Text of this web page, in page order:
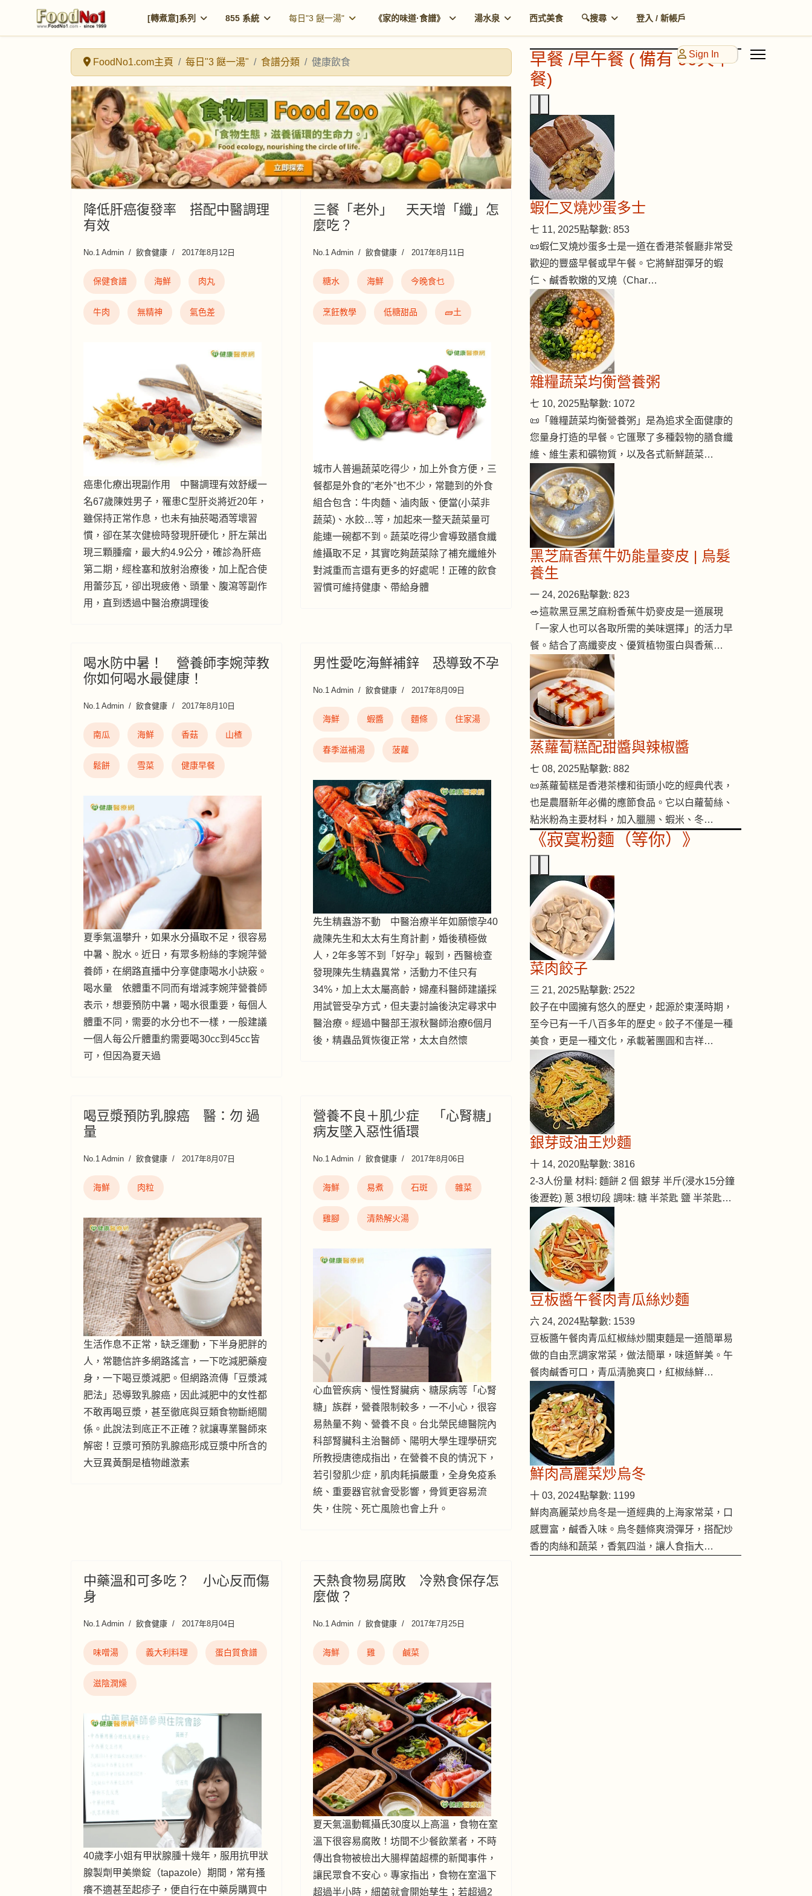
[轉煮意]系列 855 系統 每日"3 餸一湯" 《家的味道·食譜》 湯水泉 西式美食 🔍搜尋 登入 / 新帳戶
Sign In
FoodNo1.com主頁 每日"3 餸一湯" 食譜分類 健康飲食
降低肝癌復發率 搭配中醫調理
有效
No.1 Admin 飲食健康 2017年8月12日
保健食譜 海鮮 肉丸
牛肉 無精神 氣色差
癌患化療出現副作用 中醫調理有效舒緩一
名67歲陳姓男子，罹患C型肝炎將近20年，
雖保持正常作息，也未有抽菸喝酒等壞習
慣，卻在某次健檢時發現肝硬化，肝左葉出
現三顆腫瘤，最大約4.9公分，確診為肝癌
第二期，經栓塞和放射治療後，加上配合使
用蕾莎瓦，卻出現疲倦、頭暈、腹瀉等副作
用，直到透過中醫治療調理後
三餐「老外」 天天增「纖」怎
麼吃？
No.1 Admin 飲食健康 2017年8月11日
糖水 海鮮 今晚食乜
烹飪教學 低糖甜品 🧱土
城市人普遍蔬菜吃得少，加上外食方便，三
餐都是外食的”老外”也不少，常聽到的外食
組合包含：牛肉麵、滷肉飯、便當(小菜非
蔬菜)、水餃…等，加起來一整天蔬菜量可
能連一碗都不到。蔬菜吃得少會導致膳食纖
維攝取不足，其實吃夠蔬菜除了補充纖維外
對減重而言還有更多的好處呢！正確的飲食
習慣可維持健康、帶給身體
喝水防中暑！ 營養師李婉萍教
你如何喝水最健康！
No.1 Admin 飲食健康 2017年8月10日
南瓜 海鮮 香菇 山楂
鬆餅 雪菜 健康早餐
夏季氣溫攀升，如果水分攝取不足，很容易
中暑、脫水。近日，有眾多粉絲的李婉萍營
養師，在網路直播中分享健康喝水小訣竅。
喝水量 依體重不同而有增減李婉萍營養師
表示，想要預防中暑，喝水很重要，每個人
體重不同，需要的水分也不一樣，一般建議
一個人每公斤體重約需要喝30cc到45cc皆
可，但因為夏天過
男性愛吃海鮮補鋅 恐導致不孕
No.1 Admin 飲食健康 2017年8月09日
海鮮 蝦醬 麵條 住家湯
春季滋補湯 菠蘿
先生精蟲游不動 中醫治療半年如願懷孕40
歲陳先生和太太有生育計劃，婚後積極做
人，2年多等不到「好孕」報到，西醫檢查
發現陳先生精蟲異常，活動力不佳只有
34%，加上太太屬高齡，婦產科醫師建議採
用試管受孕方式，但夫妻討論後決定尋求中
醫治療。經過中醫部王淑秋醫師治療6個月
後，精蟲品質恢復正常，太太自然懷
喝豆漿預防乳腺癌 醫：勿 過
量
No.1 Admin 飲食健康 2017年8月07日
海鮮 肉粒
生活作息不正常，缺乏運動，下半身肥胖的
人，常聽信許多網路謠言，一下吃減肥藥瘦
身，一下喝豆漿減肥。但網路流傳「豆漿減
肥法」恐導致乳腺癌，因此減肥中的女性都
不敢再喝豆漿，甚至徹底與豆類食物斷絕關
係。此說法到底正不正確？就讓專業醫師來
解密！豆漿可預防乳腺癌形成豆漿中所含的
大豆異黃酮是植物雌激素
營養不良＋肌少症 「心腎糖」
病友墜入惡性循環
No.1 Admin 飲食健康 2017年8月06日
海鮮 易煮 石斑 雜菜
雞腳 清熱解火湯
心血管疾病、慢性腎臟病、糖尿病等「心腎
糖」族群，營養限制較多，一不小心，很容
易熱量不夠、營養不良。台北榮民總醫院內
科部腎臟科主治醫師、陽明大學生理學研究
所教授唐德成指出，在營養不良的情況下，
若引發肌少症，肌肉耗損嚴重，全身免疫系
統、重要器官就會受影響，骨質更容易流
失，住院、死亡風險也會上升。
中藥溫和可多吃？ 小心反而傷
身
No.1 Admin 飲食健康 2017年8月04日
味噌湯 義大利料理 蛋白質食譜
滋陰潤燥
40歲李小姐有甲狀腺腫十幾年，服用抗甲狀
腺製劑甲美樂錠（tapazole）期間，常有搔
癢不適甚至起疹子，便自行在中藥房購買中
天熱食物易腐敗 冷熟食保存怎
麼做？
No.1 Admin 飲食健康 2017年7月25日
海鮮 雞 鹹菜
夏天氣溫動輒攝氏30度以上高溫，食物在室
溫下很容易腐敗！坊間不少餐飲業者，不時
傳出食物被檢出大腸桿菌超標的新聞事件，
讓民眾食不安心。專家指出，食物在室溫下
超過半小時，細菌就會開始孳生；若超過2
早餐 /早午餐 ( 備有 90天早
餐)
蝦仁叉燒炒蛋多士
七 11, 2025點擊數: 853
📜蝦仁叉燒炒蛋多士是一道在香港茶餐廳非常受
歡迎的豐盛早餐或早午餐。它將鮮甜彈牙的蝦
仁、鹹香軟嫩的叉燒（Char…
雜糧蔬菜均衡營養粥
七 10, 2025點擊數: 1072
📜「雜糧蔬菜均衡營養粥」是為追求全面健康的
您量身打造的早餐。它匯聚了多種穀物的膳食纖
維、維生素和礦物質，以及各式新鮮蔬菜…
黑芝麻香蕉牛奶能量麥皮 | 烏髮
養生
一 24, 2026點擊數: 823
🥗這款黑豆黑芝麻粉香蕉牛奶麥皮是一道展現
「一家人也可以各取所需的美味選擇」的活力早
餐。結合了高纖麥皮、優質植物蛋白與香蕉…
蒸蘿蔔糕配甜醬與辣椒醬
七 08, 2025點擊數: 882
📜蒸蘿蔔糕是香港茶樓和街頭小吃的經典代表，
也是農曆新年必備的應節食品。它以白蘿蔔絲、
粘米粉為主要材料，加入臘腸、蝦米、冬…
《寂寞粉麵（等你）》
菜肉餃子
三 21, 2025點擊數: 2522
餃子在中國擁有悠久的歷史，起源於東漢時期，
至今已有一千八百多年的歷史。餃子不僅是一種
美食，更是一種文化，承載著團圓和吉祥…
銀芽豉油王炒麵
十 14, 2020點擊數: 3816
2-3人份量 材料: 麵餅 2 個 銀芽 半斤(浸水15分鐘
後瀝乾) 蔥 3根切段 調味: 糖 半茶匙 鹽 半茶匙…
豆板醬午餐肉青瓜絲炒麵
六 24, 2024點擊數: 1539
豆板醬午餐肉青瓜紅椒絲炒關東麵是一道簡單易
做的自由烹調家常菜，做法簡單，味道鮮美。午
餐肉鹹香可口，青瓜清脆爽口，紅椒絲鮮…
鮮肉高麗菜炒烏冬
十 03, 2024點擊數: 1199
鮮肉高麗菜炒烏冬是一道經典的上海家常菜，口
感豐富，鹹香入味。烏冬麵條爽滑彈牙，搭配炒
香的肉絲和蔬菜，香氣四溢，讓人食指大…